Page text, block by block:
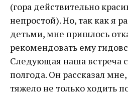
(гора действительно
непростой). Но, так как я
детьми, мне пришлось
рекомендовать ему
Следующая наша встреча
полгода. Он рассказал
тяжело не только ходить